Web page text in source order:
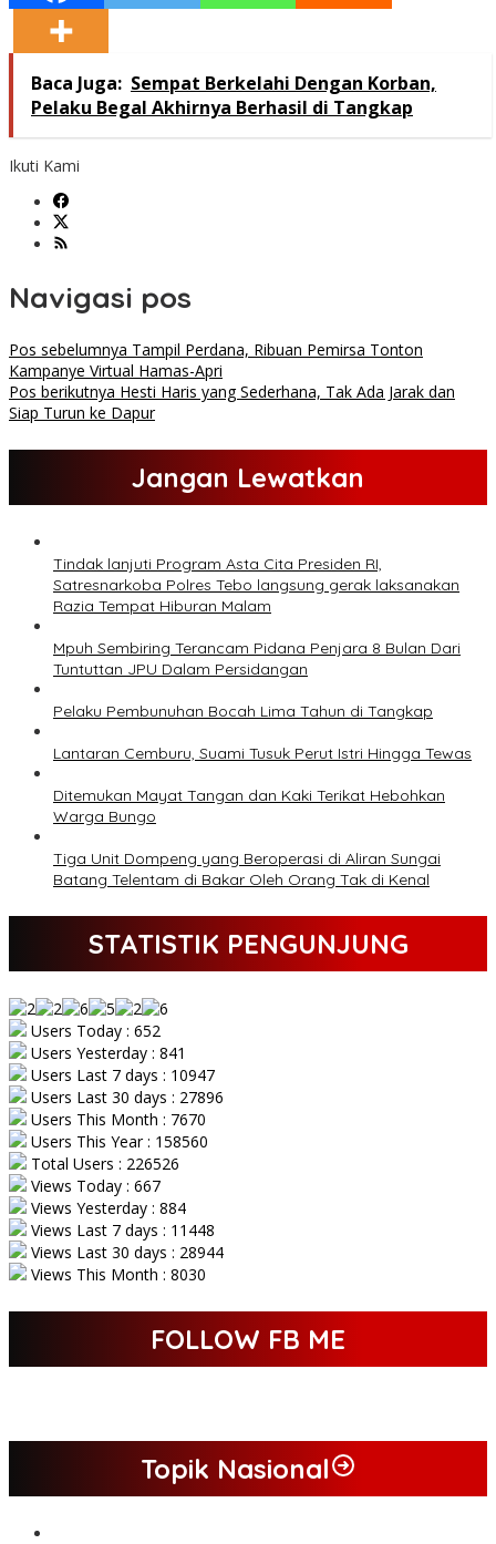
Baca Juga: Sempat Berkelahi Dengan Korban,
Pelaku Begal Akhirnya Berhasil di Tangkap
Ikuti Kami
Navigasi pos
Pos sebelumnya Tampil Perdana, Ribuan Pemirsa Tonton
Kampanye Virtual Hamas-Apri
Pos berikutnya Hesti Haris yang Sederhana, Tak Ada Jarak dan
Siap Turun ke Dapur
Jangan Lewatkan
Tindak lanjuti Program Asta Cita Presiden RI,
Satresnarkoba Polres Tebo langsung gerak laksanakan
Razia Tempat Hiburan Malam
Mpuh Sembiring Terancam Pidana Penjara 8 Bulan Dari
Tuntuttan JPU Dalam Persidangan
Pelaku Pembunuhan Bocah Lima Tahun di Tangkap
Lantaran Cemburu, Suami Tusuk Perut Istri Hingga Tewas
Ditemukan Mayat Tangan dan Kaki Terikat Hebohkan
Warga Bungo
Tiga Unit Dompeng yang Beroperasi di Aliran Sungai
Batang Telentam di Bakar Oleh Orang Tak di Kenal
STATISTIK PENGUNJUNG
Users Today : 652
Users Yesterday : 841
Users Last 7 days : 10947
Users Last 30 days : 27896
Users This Month : 7670
Users This Year : 158560
Total Users : 226526
Views Today : 667
Views Yesterday : 884
Views Last 7 days : 11448
Views Last 30 days : 28944
Views This Month : 8030
FOLLOW FB ME
Topik Nasional